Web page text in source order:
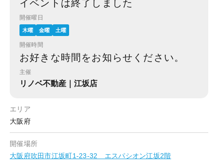
イベントは終了しました
開催曜日
木曜 金曜 土曜
開催時間
お好きな時間をお知らせください。
主催
リノベ不動産｜江坂店
エリア
大阪府
開催場所
大阪府吹田市江坂町1-23-32 エスパシオン江坂2階